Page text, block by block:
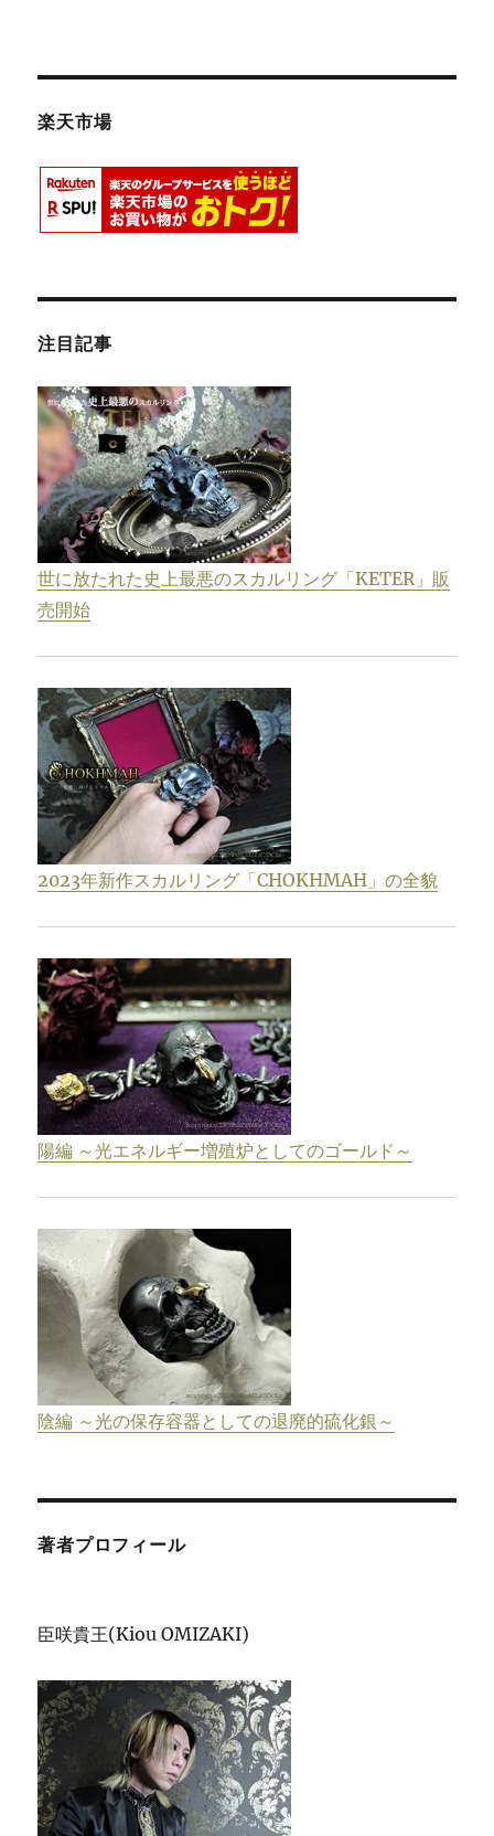
楽天市場
注目記事
世に放たれた史上最悪のスカルリング「KETER」販
売開始
2023年新作スカルリング「CHOKHMAH」の全貌
陽編 ～光エネルギー増殖炉としてのゴールド～
陰編 ～光の保存容器としての退廃的硫化銀～
著者プロフィール
臣咲貴王(Kiou OMIZAKI)